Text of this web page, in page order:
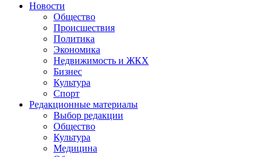
Новости
Общество
Происшествия
Политика
Экономика
Недвижимость и ЖКХ
Бизнес
Культура
Спорт
Редакционные материалы
Выбор редакции
Общество
Культура
Медицина